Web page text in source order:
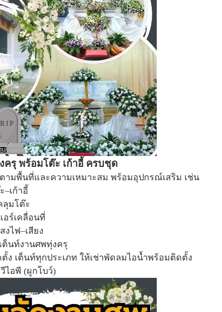
ครุ พร้อมโต๊ะ เก้าอี้ ครบชุด
ามพื้นที่และความเหมาะสม พร้อมอุปกรณ์เสริม เช่น
–เก้าอี้
ลุมโต๊ะ
ร์เคลื่อนที่
งไฟ–เสียง
ต็นท์งานศพทุ่งครุ
ง เต็นท์ทุกประเภท ให้เช่าพัดลมไอน้ำพร้อมติดตั้ง
ไอพี (ผูกโบว์)